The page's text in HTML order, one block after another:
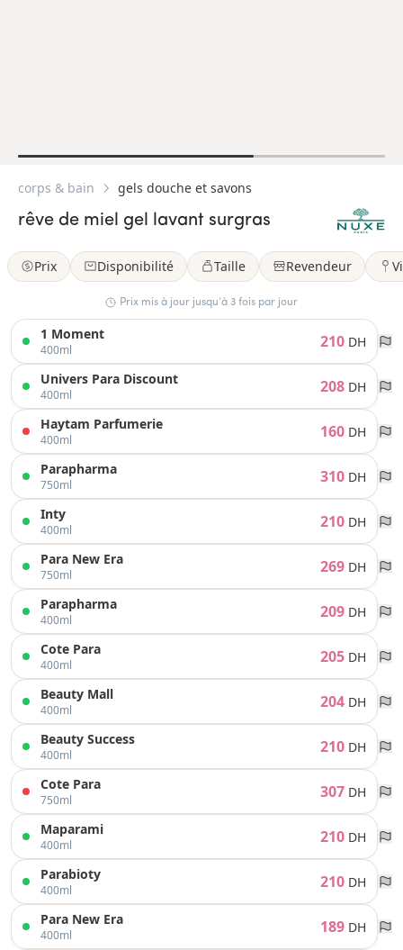
corps & bain gels douche et savons
rêve de miel gel lavant surgras
Prix Disponibilité Taille Revendeur
Prix mis à jour jusqu’à 3 fois par jour
1 Moment
400ml 210 DH
Univers Para Discount
400ml 208 DH
Haytam Parfumerie
400ml 160 DH
Parapharma
750ml 310 DH
Inty
400ml 210 DH
Para New Era
750ml 269 DH
Parapharma
400ml 209 DH
Cote Para
400ml 205 DH
Beauty Mall
400ml 204 DH
Beauty Success
400ml 210 DH
Cote Para
750ml 307 DH
Maparami
400ml 210 DH
Parabioty
400ml 210 DH
Para New Era
400ml 189 DH